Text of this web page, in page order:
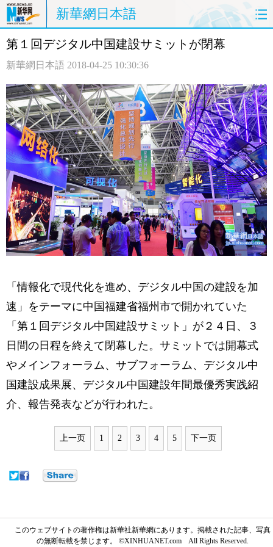
新華網日本語
ホームページ 政治 経済
観光 評論 写真
中日対訳
第１回デジタル中国建設サミットが閉幕
新華網日本語 2018-04-25 10:30:36
「情報化で現代化を進め、デジタル中国の建設を加
速」をテーマに中国福建省福州市で開かれていた
「第１回デジタル中国建設サミット」が２４日、３
日間の日程を終えて閉幕した。サミットでは開幕式
やメインフォーラム、サブフォーラム、デジタル中
国建設成果展、デジタル中国建設年間最優秀実践紹
介、報告発表などが行われた。
上一页 1 2 3 4 5 下一页
このウェブサイトの著作権は新華社新華網にあります。掲載された記事、写真
の無断転載を禁じます。 ©XINHUANET.com All Rights Reserved.